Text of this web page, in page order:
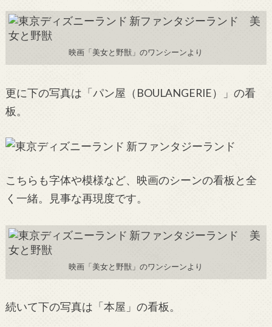
映画「美女と野獣」のワンシーンより
更に下の写真は「パン屋（BOULANGERIE）」の看
板。
こちらも字体や模様など、映画のシーンの看板と全
く一緒。見事な再現度です。
映画「美女と野獣」のワンシーンより
続いて下の写真は「本屋」の看板。